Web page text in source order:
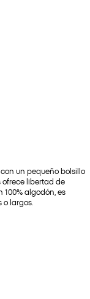
un pequeño bolsillo
libertad de
algodón, es
largos.